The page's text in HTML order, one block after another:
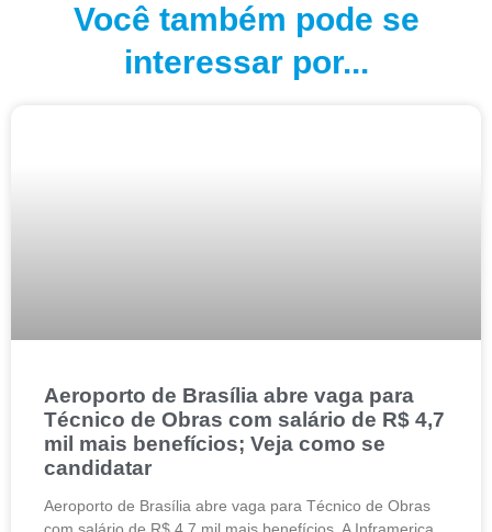
Você também pode se
interessar por...
Aeroporto de Brasília abre vaga para
Técnico de Obras com salário de R$ 4,7
mil mais benefícios; Veja como se
candidatar
Aeroporto de Brasília abre vaga para Técnico de Obras